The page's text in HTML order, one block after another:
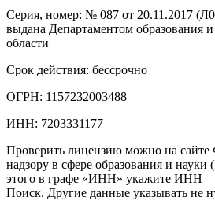
Серия, номер: № 087 от 20.11.2017
выдана Департаментом образования
области
Срок действия: бессрочно
ОГРН: 1157232003488
ИНН: 7203331177
Проверить лицензию можно на
надзору в сфере образования и науки
этого в графе «ИНН» укажите ИНН –
Поиск. Другие данные указывать не